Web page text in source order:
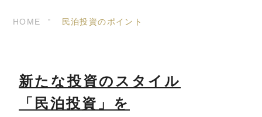
HOME 民泊投資のポイント
新たな投資のスタイル
「民泊投資」を